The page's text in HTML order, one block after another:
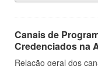
Canais de
Credenciados na
Relação geral dos